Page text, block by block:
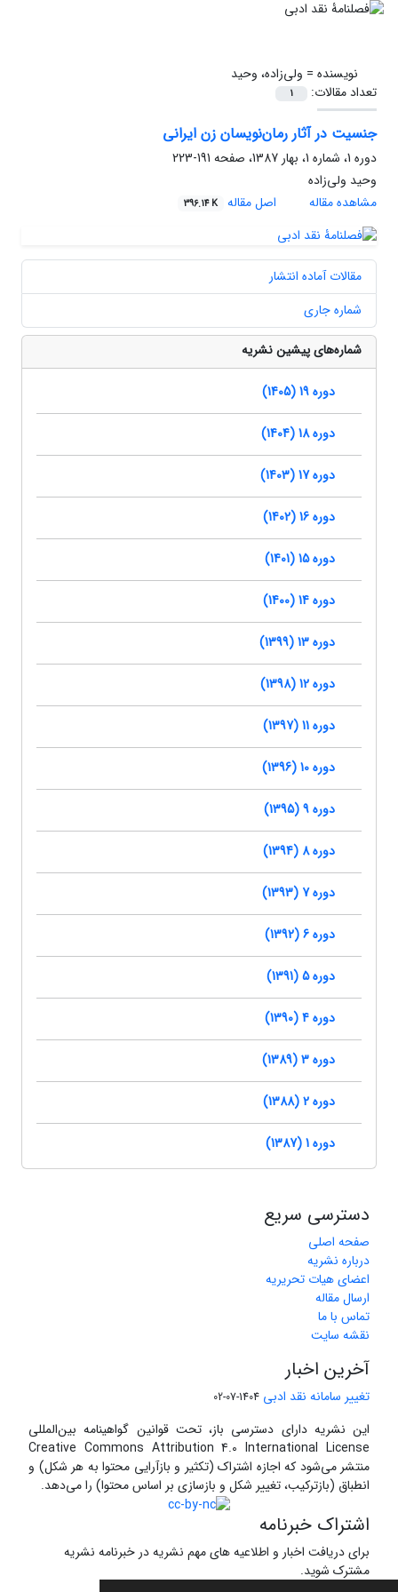
نویسنده = ولی‌زاده، وحید
تعداد مقالات:
1
جنسیت در آثار رمان‌نویسان زن ایرانی
دوره 1، شماره 1، بهار 1387، صفحه
191-223
وحید ولی‌زاده
مشاهده مقاله
اصل مقاله 396.14 K
مقالات آماده انتشار
شماره جاری
شماره‌های پیشین نشریه
دوره 19 (1405)
دوره 18 (1404)
دوره 17 (1403)
دوره 16 (1402)
دوره 15 (1401)
دوره 14 (1400)
دوره 13 (1399)
دوره 12 (1398)
دوره 11 (1397)
دوره 10 (1396)
دوره 9 (1395)
دوره 8 (1394)
دوره 7 (1393)
دوره 6 (1392)
دوره 5 (1391)
دوره 4 (1390)
دوره 3 (1389)
دوره 2 (1388)
دوره 1 (1387)
دسترسی سریع
صفحه اصلی
درباره نشریه
اعضای هیات تحریریه
ارسال مقاله
تماس با ما
نقشه سایت
آخرین اخبار
تغییر سامانه نقد ادبی 1404-07-02
این نشریه دارای دسترسی باز، تحت قوانین گواهینامه بین‌المللی
Creative Commons Attribution 4.0 International License
منتشر می‌شود که اجازه اشتراک (تکثیر و بازآرایی محتوا به هر شکل) و
انطباق (بازترکیب، تغییر شکل و بازسازی بر اساس محتوا) را می‌دهد.
اشتراک خبرنامه
برای دریافت اخبار و اطلاعیه های مهم نشریه در خبرنامه نشریه
مشترک شوید.